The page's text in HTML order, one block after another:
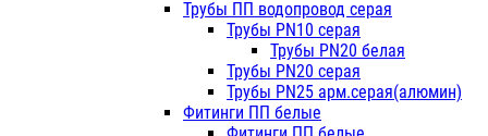
Трубы ПП водопровод серая
Трубы PN10 серая
Трубы PN20 белая
Трубы PN20 серая
Трубы PN25 арм.серая(алюмин)
Фитинги ПП белые